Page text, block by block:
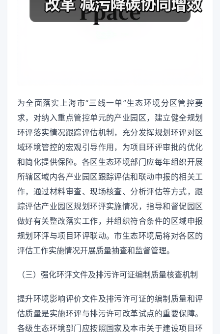
为全面落实上海市“三线一单”生态环境分区管控要
求，对纳入重点管控单元的产业园区，建立健全规划
环评落实情况跟踪评估机制，充分发挥规划环评对区
域环境管控的宏观引导作用，为项目环评审批的优化
和简化提供保障。各区生态环境部门应每年组织开展
所辖区域内各产业园区跟踪评估和联动申报的相关工
作，通过材料审查、现场核查、分析评估等方式，跟
踪评估产业园区规划环评实施情况，指导和督促园区
做好有关整改落实工作，并组织符合条件的区域申报
规划环评与项目环评联动。市生态环境局将对各区的
评估工作实施情况开展质量抽查和监督管理。
（三）强化环评文件及排污许可证编制质量核查机制
提升环境影响评价文件及排污许可证的编制质量和评
估质量是实施环评与排污许可改革试点的重要保障。
各级生态环境部门应按照国家及本市关于建设项目环